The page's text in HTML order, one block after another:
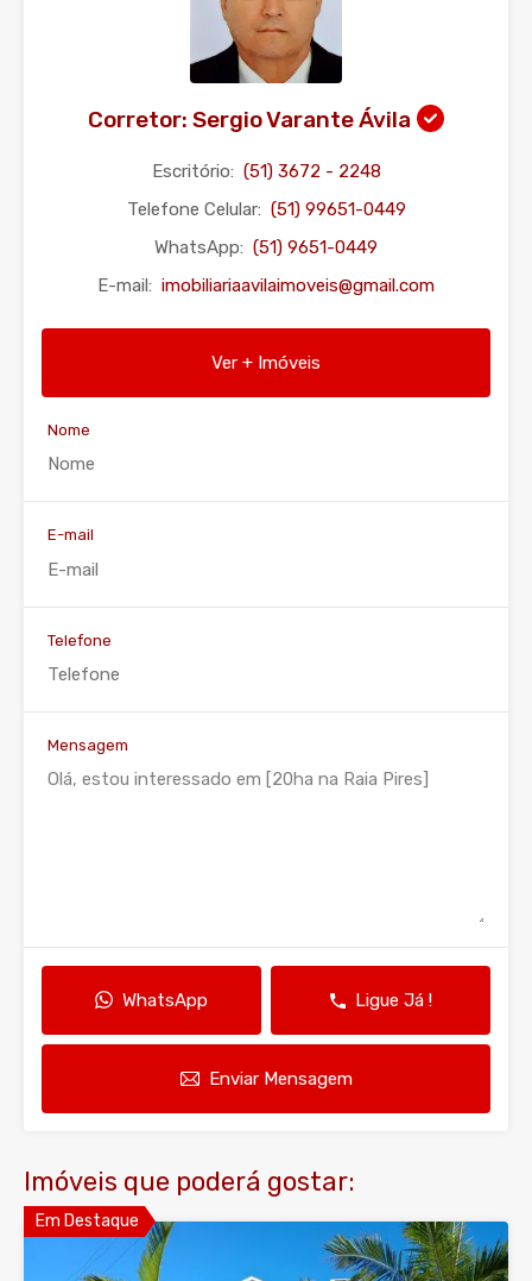
Corretor: Sergio Varante Ávila
Escritório: (51) 3672 - 2248
Telefone Celular: (51) 99651-0449
WhatsApp: (51) 9651-0449
E-mail: imobiliariaavilaimoveis@gmail.com
Ver + Imóveis
Nome
E-mail
Telefone
Mensagem
WhatsApp Ligue Já !
Enviar Mensagem
Imóveis que poderá gostar:
Em Destaque